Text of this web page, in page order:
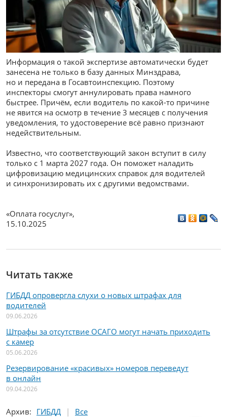
Информация о такой экспертизе автоматически будет
занесена не только в базу данных Минздрава,
но и передана в Госавтоинспекцию. Поэтому
инспекторы смогут аннулировать права намного
быстрее. Причём, если водитель по какой-то причине
не явится на осмотр в течение 3 месяцев с получения
уведомления, то удостоверение всё равно признают
недействительным.
Известно, что соответствующий закон вступит в силу
только с 1 марта 2027 года. Он поможет наладить
цифровизацию медицинских справок для водителей
и синхронизировать их с другими ведомствами.
«Оплата госуслуг»,
15.10.2025
Читать также
ГИБДД опровергла слухи о новых штрафах для
водителей
09.06.2026
Штрафы за отсутствие ОСАГО могут начать приходить
с камер
05.06.2026
Резервирование «красивых» номеров переведут
в онлайн
09.04.2026
Архив: ГИБДД Все